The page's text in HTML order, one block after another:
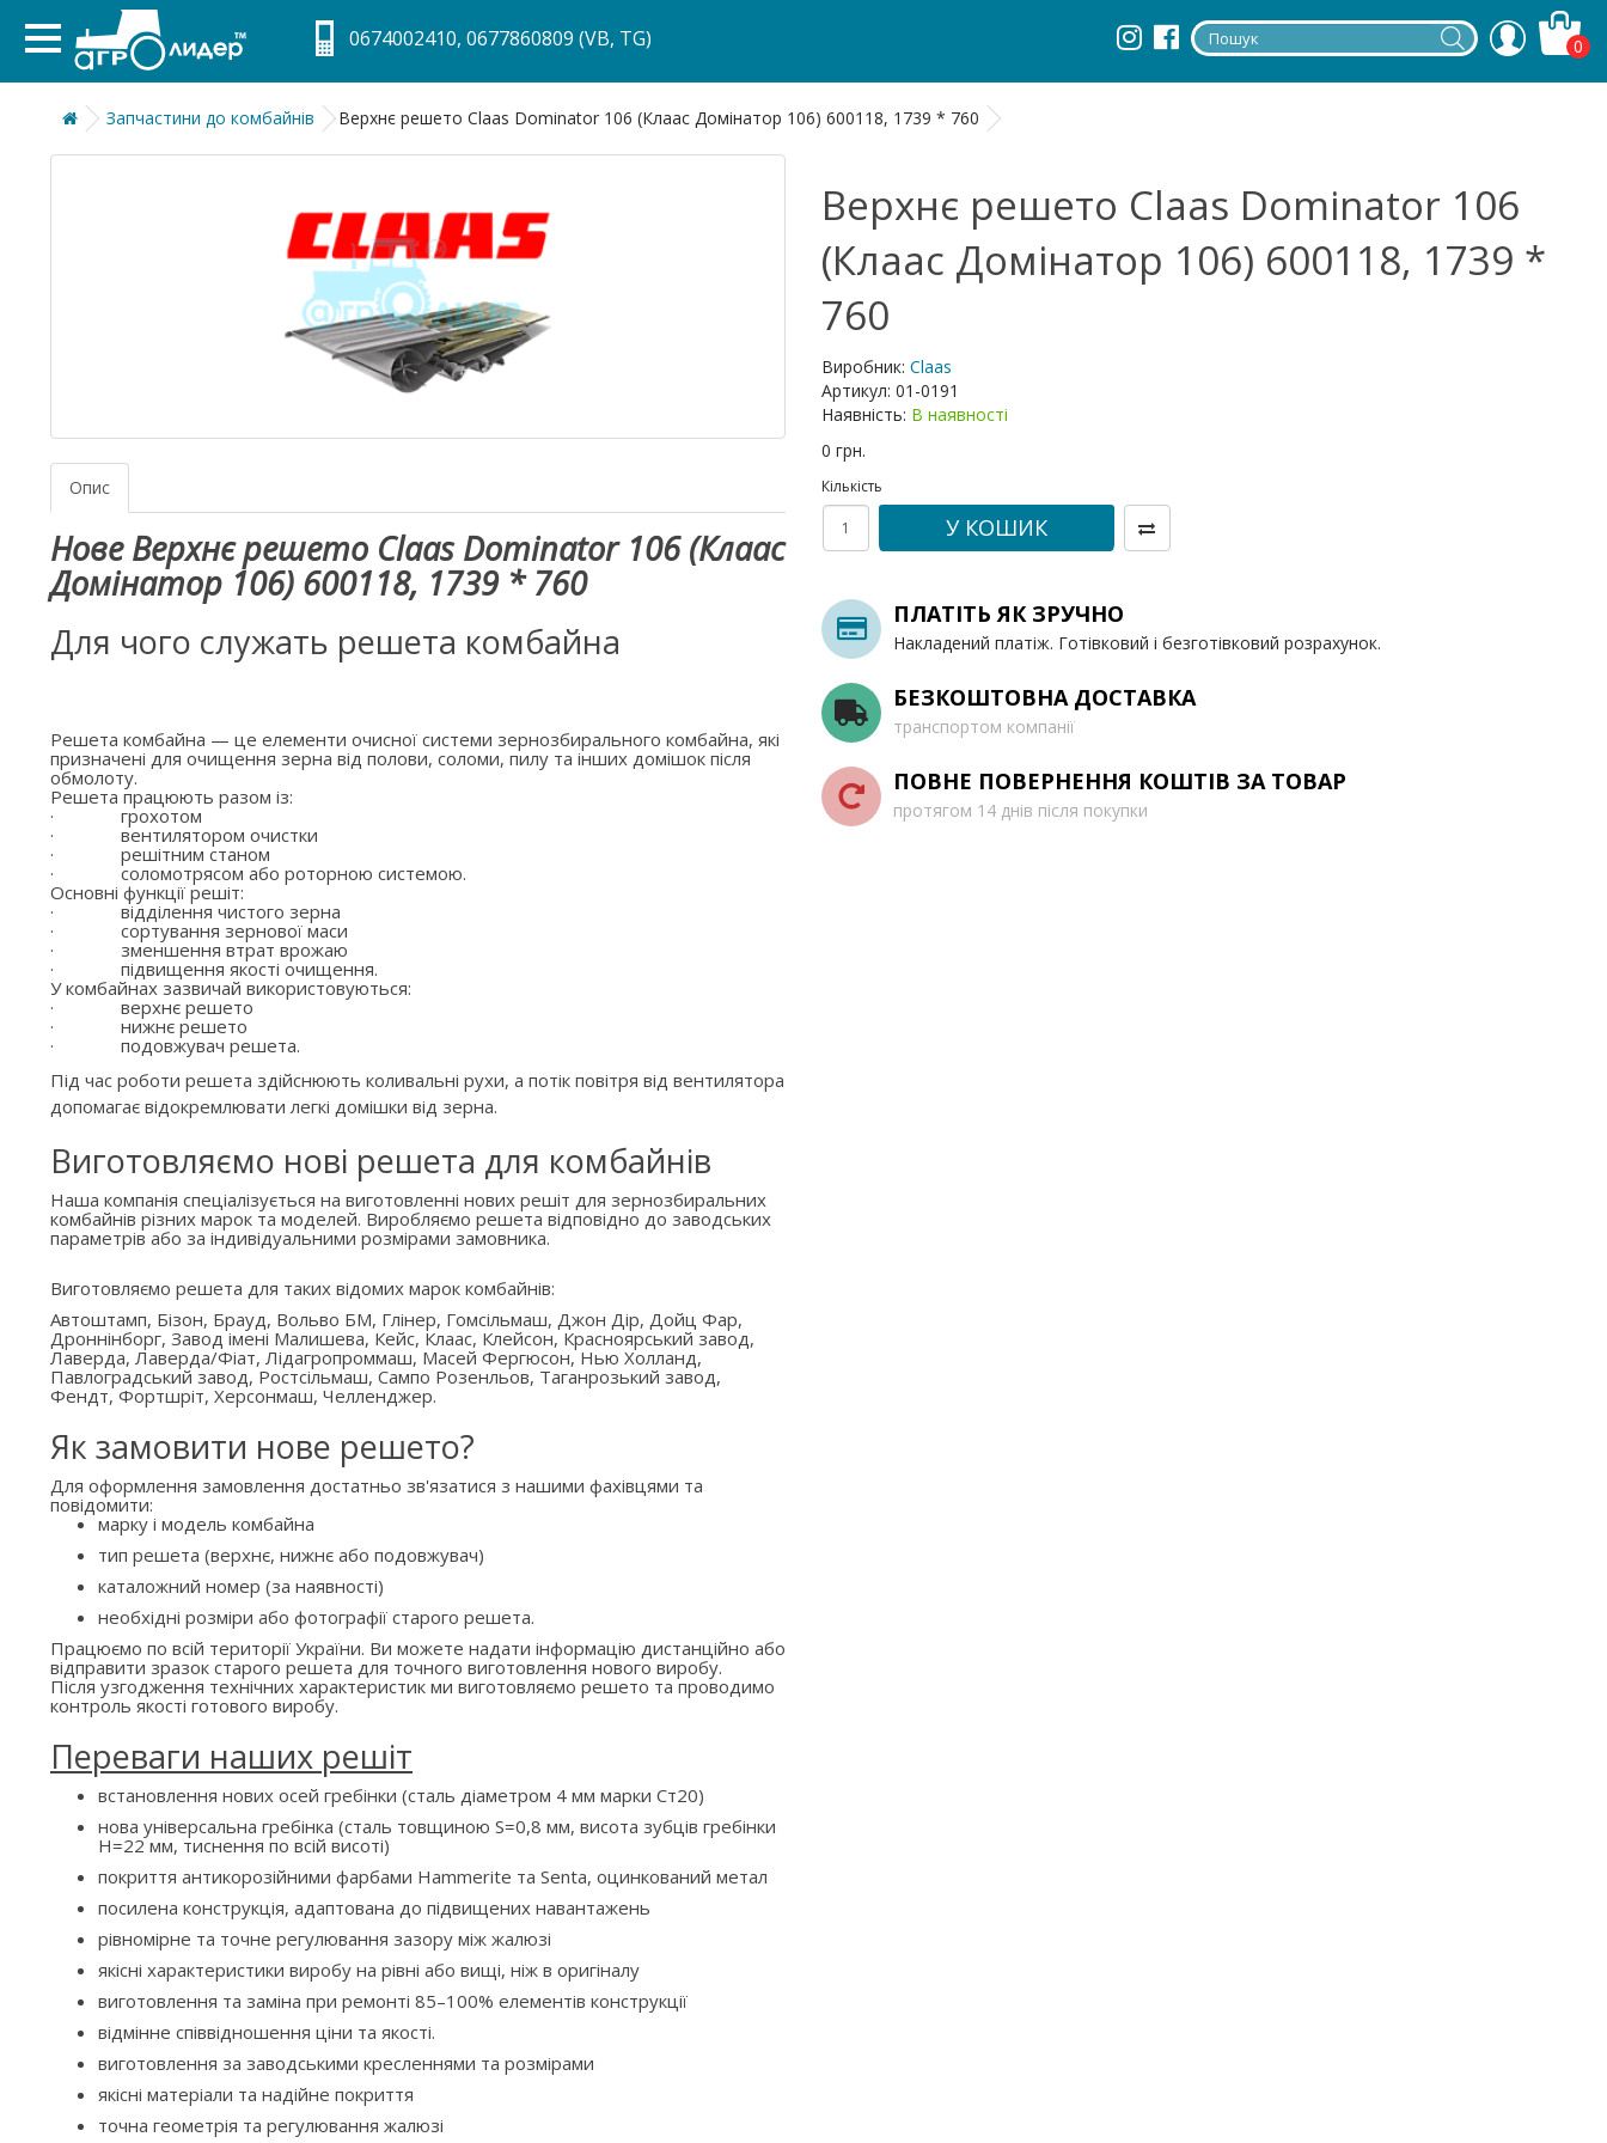
0674002410, 0677860809 (VB, TG) 0
Запчастини до комбайнів Верхнє решето Claas Dominator 106 (Клаас Домінатор 106) 600118, 1739 * 760
Опис
Нове Верхнє решето Claas Dominator 106 (Клаас
Домінатор 106) 600118, 1739 * 760
Для чого служать решета комбайна
Решета комбайна — це елементи очисної системи зернозбирального комбайна, які
призначені для очищення зерна від полови, соломи, пилу та інших домішок після
обмолоту.
Решета працюють разом із:
·
грохотом
·
вентилятором очистки
·
решітним станом
·
соломотрясом або роторною системою.
Основні функції решіт:
·
відділення чистого зерна
·
сортування зернової маси
·
зменшення втрат врожаю
·
підвищення якості очищення.
У комбайнах зазвичай використовуються:
·
верхнє решето
·
нижнє решето
·
подовжувач решета.
Під час роботи решета здійснюють коливальні рухи, а потік повітря від вентилятора
допомагає відокремлювати легкі домішки від зерна.
Виготовляємо нові решета для комбайнів
Наша компанія спеціалізується на виготовленні нових решіт для зернозбиральних
комбайнів різних марок та моделей. Виробляємо решета відповідно до заводських
параметрів або за індивідуальними розмірами замовника.
Виготовляємо решета для таких відомих марок комбайнів:
Автоштамп, Бізон, Брауд, Вольво БМ, Глінер, Гомсільмаш, Джон Дір, Дойц Фар,
Дроннінборг, Завод імені Малишева, Кейс, Клаас, Клейсон, Красноярський завод,
Лаверда, Лаверда/Фіат, Лідагропроммаш, Масей Фергюсон, Нью Холланд,
Павлоградський завод, Ростсільмаш, Сампо Розенльов, Таганрозький завод,
Фендт, Фортшріт, Херсонмаш, Челленджер.
Як замовити нове решето?
Для оформлення замовлення достатньо зв'язатися з нашими фахівцями та
повідомити:
марку і модель комбайна
тип решета (верхнє, нижнє або подовжувач)
каталожний номер (за наявності)
необхідні розміри або фотографії старого решета.
Працюємо по всій території України. Ви можете надати інформацію дистанційно або
відправити зразок старого решета для точного виготовлення нового виробу.
Після узгодження технічних характеристик ми виготовляємо решето та проводимо
контроль якості готового виробу.
Переваги наших решіт
встановлення нових осей гребінки (сталь діаметром 4 мм марки Ст20)
нова універсальна гребінка (сталь товщиною S=0,8 мм, висота зубців гребінки
H=22 мм, тиснення по всій висоті)
покриття антикорозійними фарбами Hammerite та Senta, оцинкований метал
посилена конструкція, адаптована до підвищених навантажень
рівномірне та точне регулювання зазору між жалюзі
якісні характеристики виробу на рівні або вищі, ніж в оригіналу
виготовлення та заміна при ремонті 85–100% елементів конструкції
відмінне співвідношення ціни та якості.
виготовлення за заводськими кресленнями та розмірами
якісні матеріали та надійне покриття
точна геометрія та регулювання жалюзі
Верхнє решето Claas Dominator 106
(Клаас Домінатор 106) 600118, 1739 *
760
Виробник: Claas
Артикул: 01-0191
Наявність: В наявності
0 грн.
Кількість
У КОШИК
ПЛАТІТЬ ЯК ЗРУЧНО
Накладений платіж. Готівковий і безготівковий розрахунок.
БЕЗКОШТОВНА ДОСТАВКА
транспортом компанії
ПОВНЕ ПОВЕРНЕННЯ КОШТІВ ЗА ТОВАР
протягом 14 днів після покупки